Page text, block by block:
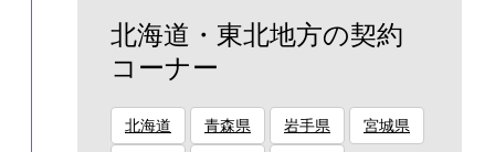
北海道・東北地方の契約
コーナー
北海道 青森県 岩手県 宮城県